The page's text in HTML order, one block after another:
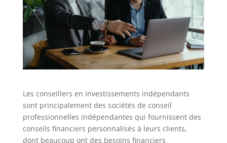
Les conseillers en investissements indépendants
sont principalement des sociétés de conseil
professionnelles indépendantes qui fournissent des
conseils financiers personnalisés à leurs clients,
dont beaucoup ont des besoins financiers